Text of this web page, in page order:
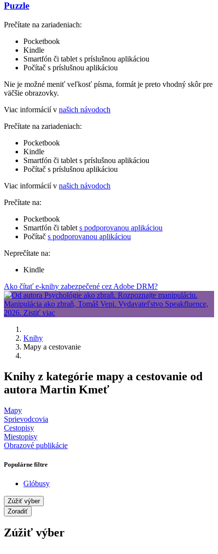
Puzzle
Prečítate na zariadeniach:
Pocketbook
Kindle
Smartfón či tablet s príslušnou aplikáciou
Počítač s príslušnou aplikáciou
Nie je možné meniť veľkosť písma, formát je preto vhodný skôr pre
väčšie obrazovky.
Viac informácií v našich návodoch
Prečítate na zariadeniach:
Pocketbook
Kindle
Smartfón či tablet s príslušnou aplikáciou
Počítač s príslušnou aplikáciou
Viac informácií v našich návodoch
Prečítate na:
Pocketbook
Smartfón či tablet s podporovanou aplikáciou
Počítač s podporovanou aplikáciou
Neprečítate na:
Kindle
Ako čítať e-knihy zabezpečené cez Adobe DRM?
Knihy
Mapy a cestovanie
Knihy z kategórie mapy a cestovanie od
autora Martin Kmeť
Mapy
Sprievodcovia
Cestopisy
Miestopisy
Obrazové publikácie
Populárne filtre
Glóbusy
Zúžiť výber
Zoradiť
Zúžiť výber